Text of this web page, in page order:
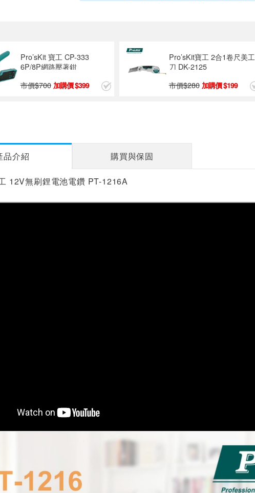
Pro’sKit 寶工 CP-333
6P/8P網路壓著鉗
市價$700 399
Pro’sKit寶工 2合1卷尺美工
刀 DK-2125
市價$280 199
品介紹 購買與保固
12V無刷鋰電池電鑽 PT-1216A